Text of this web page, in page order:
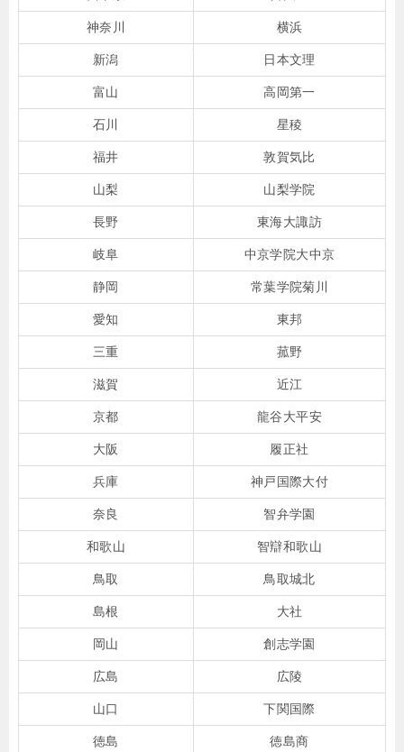
神奈川 横浜
新潟 日本文理
富山 高岡第一
石川 星稜
福井 敦賀気比
山梨 山梨学院
長野 東海大諏訪
岐阜 中京学院大中京
静岡 常葉学院菊川
愛知 東邦
三重 菰野
滋賀 近江
京都 龍谷大平安
大阪 履正社
兵庫 神戸国際大付
奈良 智弁学園
和歌山 智辯和歌山
鳥取 鳥取城北
島根 大社
岡山 創志学園
広島 広陵
山口 下関国際
徳島 徳島商